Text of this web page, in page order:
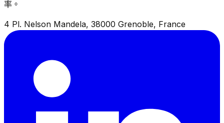
率。
4 Pl. Nelson Mandela, 38000 Grenoble, France